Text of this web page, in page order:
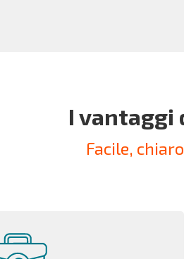
I vantaggi
Facile,